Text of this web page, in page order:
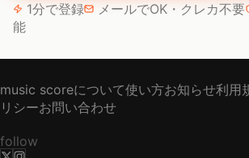
1分で登録 メールでOK・クレカ不要
能
music scoreについて使い方お知らせ利用
リシーお問い合わせ
follow